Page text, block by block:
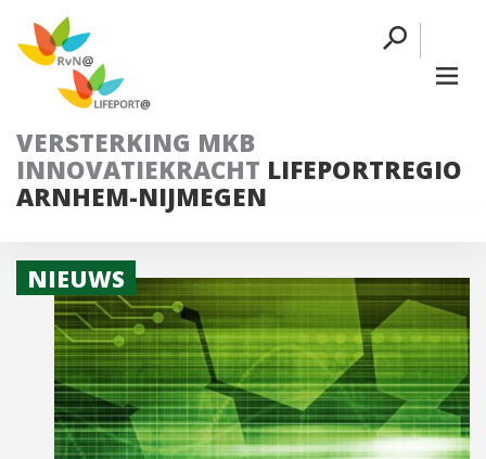
VERSTERKING MKB
INNOVATIEKRACHT LIFEPORTREGIO
ARNHEM-NIJMEGEN
NIEUWS